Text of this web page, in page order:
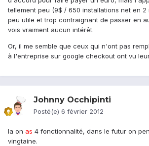
tellement peu (9$ / 650 installations net en 2
peu utile et trop contraignant de passer en
vois vraiment aucun intérêt.
Or, il me semble que ceux qui n'ont pas
à l'entreprise sur google checkout ont vu
Johnny Occhipinti
Posté(e) 6 février 2012
la on as 4 fonctionnalité, dans le futur on
vingtaine.